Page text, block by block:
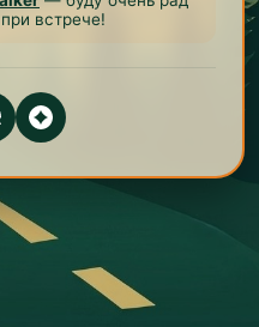
встрече!